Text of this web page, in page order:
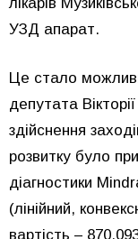
УЗД апарат.
Це стало
депутата
здійснення
розвитку було
діагностики
(лінійний,
вартість –